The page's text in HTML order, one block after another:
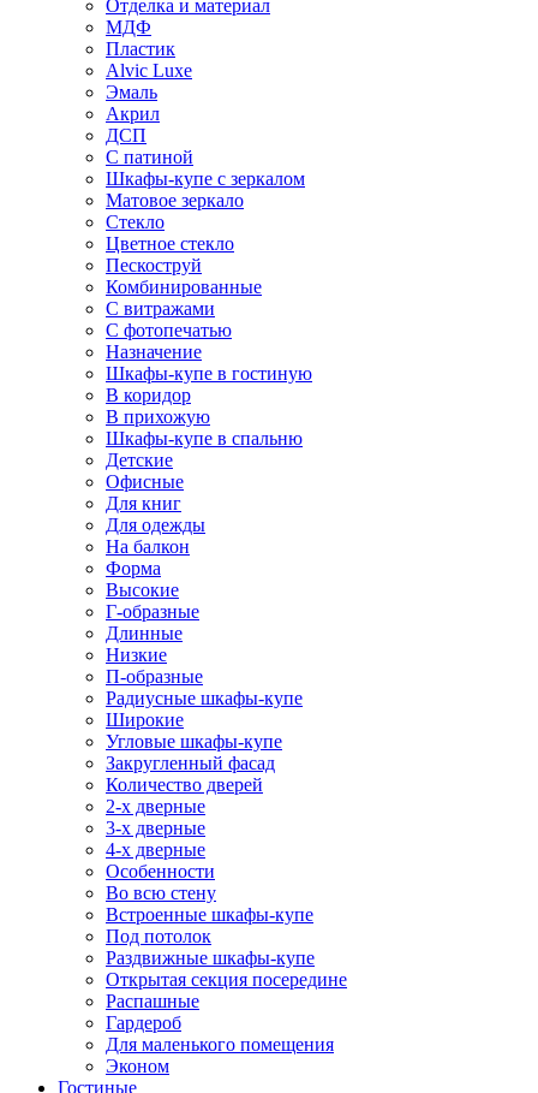
Отделка и материал
МДФ
Пластик
Alvic Luxe
Эмаль
Акрил
ДСП
С патиной
Шкафы-купе с зеркалом
Матовое зеркало
Стекло
Цветное стекло
Пескоструй
Комбинированные
С витражами
С фотопечатью
Назначение
Шкафы-купе в гостиную
В коридор
В прихожую
Шкафы-купе в спальню
Детские
Офисные
Для книг
Для одежды
На балкон
Форма
Высокие
Г-образные
Длинные
Низкие
П-образные
Радиусные шкафы-купе
Широкие
Угловые шкафы-купе
Закругленный фасад
Количество дверей
2-х дверные
3-х дверные
4-х дверные
Особенности
Во всю стену
Встроенные шкафы-купе
Под потолок
Раздвижные шкафы-купе
Открытая секция посередине
Распашные
Гардероб
Для маленького помещения
Эконом
Гостиные